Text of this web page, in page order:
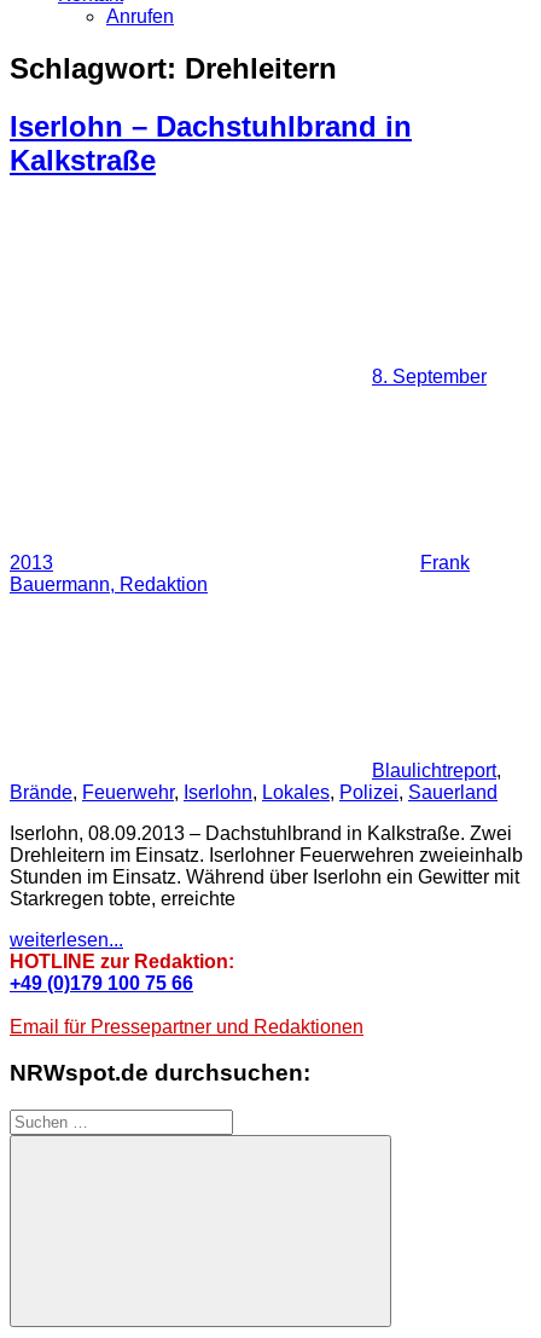
Anrufen
Schlagwort: Drehleitern
Iserlohn – Dachstuhlbrand in
Kalkstraße
8. September
2013
Frank
Bauermann, Redaktion
Blaulichtreport,
Brände, Feuerwehr, Iserlohn, Lokales, Polizei, Sauerland
Iserlohn, 08.09.2013 – Dachstuhlbrand in Kalkstraße. Zwei
Drehleitern im Einsatz. Iserlohner Feuerwehren zweieinhalb
Stunden im Einsatz. Während über Iserlohn ein Gewitter mit
Starkregen tobte, erreichte
weiterlesen...
HOTLINE zur Redaktion:
+49 (0)179 100 75 66
Email für Pressepartner und Redaktionen
NRWspot.de durchsuchen:
Suchen
nach:
Suchen